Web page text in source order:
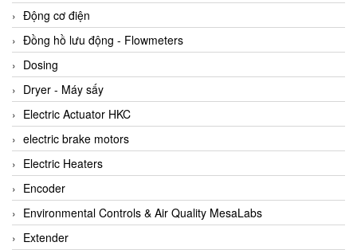
AMPTRON Vietnam
AND Vietnam
ANDERSON-NEGELE
ANDILOG Technologies Vietnam
Anritsu
ANTEC S.A
Antico pumps
Anybus/ HMS
AOBEN
Apex Dynamics Vietnam
Động cơ điện
Đồng hồ lưu động - Flowmeters
Dosing
Dryer - Máy sấy
Electric Actuator HKC
electric brake motors
Electric Heaters
Encoder
Environmental Controls & Air Quality MesaLabs
Extender